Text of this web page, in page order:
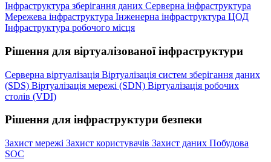
Інфраструктура зберігання даних Серверна інфраструктура
Мережева інфраструктура Інженерна інфраструктура ЦОД
Інфраструктура робочого місця
Рішення для віртуалізованої інфраструктури
Серверна віртуалізація Віртуалізація систем зберігання даних
(SDS) Віртуалізація мережі (SDN) Віртуалізація робочих
столів (VDI)
Рішення для інфраструктури безпеки
Захист мережі Захист користувачів Захист даних Побудова
SOC